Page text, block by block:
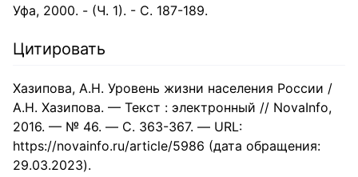
Уфа, 2000. - (Ч. 1). - С. 187-189.
Цитировать
Хазипова, А.Н. Уровень жизни населения России /
А.Н. Хазипова. — Текст : электронный // NovaInfo,
2016. — № 46. — С. 363-367. — URL:
https://novainfo.ru/article/5986 (дата обращения:
29.03.2023).